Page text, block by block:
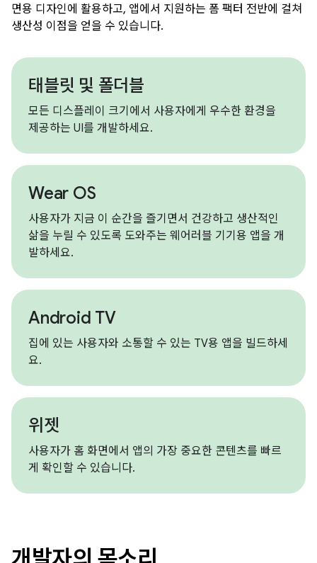
면용 디자인에 활용하고, 앱에서 지원하는 폼 팩터 전반에 걸쳐
생산성 이점을 얻을 수 있습니다.
태블릿 및 폴더블
모든 디스플레이 크기에서 사용자에게 우수한 환경을
제공하는 UI를 개발하세요.
Wear OS
사용자가 지금 이 순간을 즐기면서 건강하고 생산적인
삶을 누릴 수 있도록 도와주는 웨어러블 기기용 앱을 개
발하세요.
Android TV
집에 있는 사용자와 소통할 수 있는 TV용 앱을 빌드하세
요.
위젯
사용자가 홈 화면에서 앱의 가장 중요한 콘텐츠를 빠르
게 확인할 수 있습니다.